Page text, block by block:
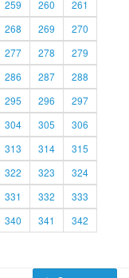
259 260
261
268 269
270
277 278
279
286 287
288
295 296
297
304 305
306
313 314
315
322 323
324
331 332
333
340 341
342